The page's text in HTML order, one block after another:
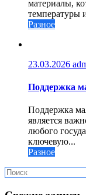
материалы,
температуры
Разное
23.03.2026
Поддержка
Поддержка
является
любого
ключевую...
Разное